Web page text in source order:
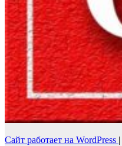
Сайт работает на WordPress |